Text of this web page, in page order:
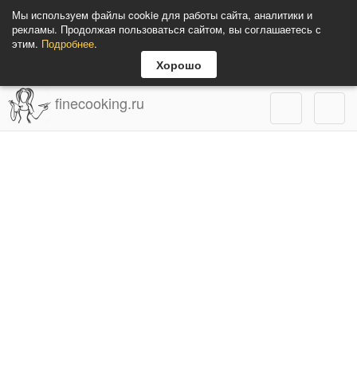
Мы используем файлы cookie для работы сайта, аналитики и
рекламы. Продолжая пользоваться сайтом, вы соглашаетесь с
этим. Подробнее.
Хорошо
finecooking.ru